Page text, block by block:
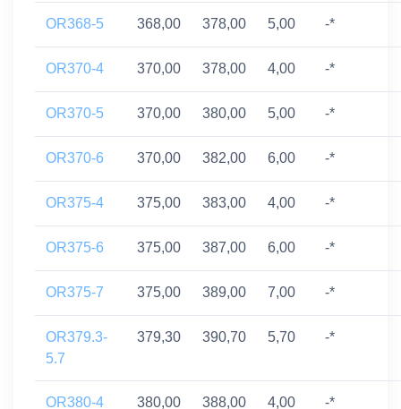
OR368-5 368,00 378,00 5,00 -*
OR370-4 370,00 378,00 4,00 -*
OR370-5 370,00 380,00 5,00 -*
OR370-6 370,00 382,00 6,00 -*
OR375-4 375,00 383,00 4,00 -*
OR375-6 375,00 387,00 6,00 -*
OR375-7 375,00 389,00 7,00 -*
OR379.3-
5.7
379,30 390,70 5,70 -*
OR380-4 380,00 388,00 4,00 -*